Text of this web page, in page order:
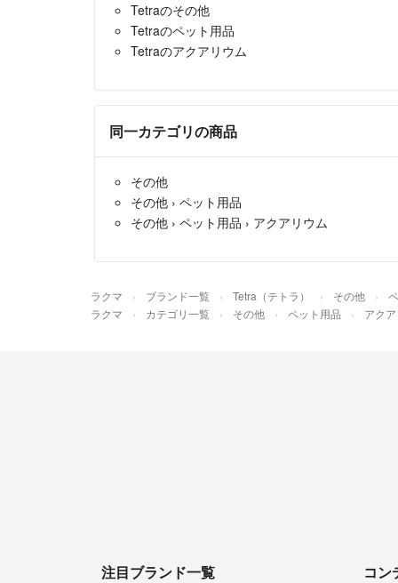
Tetraのその他
Tetraのペット用品
Tetraのアクアリウム
同一カテゴリの商品
その他
その他 › ペット用品
その他 › ペット用品 › アクアリウム
ラクマ ブランド一覧 Tetra（テトラ） その他
ラクマ
カテゴリ一覧 その他 ペット用品 アク
注目ブランド一覧 コン